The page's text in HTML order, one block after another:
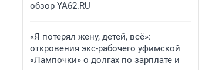
обзор YA62.RU
«Я потерял жену, детей, всё»:
откровения экс-рабочего уфимской
«Лампочки» о долгах по зарплате и